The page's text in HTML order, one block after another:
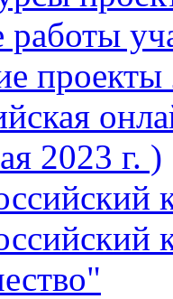
проекты
2023 г. )